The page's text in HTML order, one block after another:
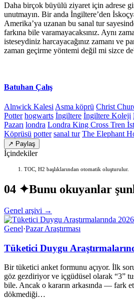
Daha birçok büyülü ziyaret için adrese
unutmayın. Bir anda İngiltere’den
Amerika’ya uzanan bu sanal tur
farkına bile varamayacaksınız. Aynı
isteseydiniz harcayacağınız zamanı ve
zaman geçirme yöntemi değil mi sizce
Batuhan Çalış
Alnwick Kalesi Asma köprü Christ
Potter hogwarts İngiltere İngiltere Koleji
Pazarı londra Londra King Cross Tren
Köprüsü potter sanal tur The Elephant
↗ Paylaş
İçindekiler
TOC, H2 başlıklarından otomatik oluşturulur.
04 ✦Bunu okuyanlar
Genel arşivi →
Genel·Pazar Araştırması
Tüketici Duygu
Bir tüketici anket formunu açıyor. İlk
göz gezdiriyor ve içgüdüsel olarak “3”
bile. Ancak o kararın arkasında — fark
dökmediği…